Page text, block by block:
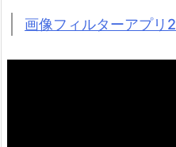
画像フィルターアプリ2